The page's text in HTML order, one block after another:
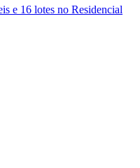
e 16 lotes no Residencial